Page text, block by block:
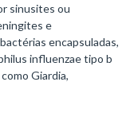
sinusites ou
e
encapsuladas,
influenzae tipo b
Giardia,